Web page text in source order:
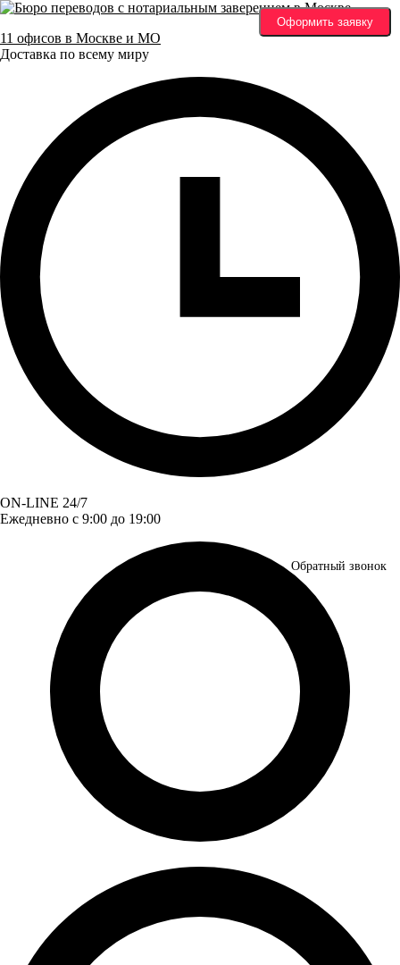
11 офисов в Москве и МО
Доставка по всему миру
ON-LINE 24/7
Ежедневно с 9:00 до 19:00
Оформить заявку
Обратный звонок